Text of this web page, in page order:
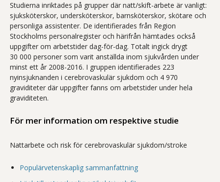
Studierna inriktades på grupper där natt/skift-arbete är vanligt:
sjuksköterskor, undersköterskor, barnsköterskor, skötare och
personliga assistenter. De identifierades från Region
Stockholms personalregister och härifrån hämtades också
uppgifter om arbetstider dag-för-dag. Totalt ingick drygt
30 000 personer som varit anställda inom sjukvården under
minst ett år 2008-­2016. I gruppen identifierades 223
nyinsjuknanden i cerebrovaskulär sjukdom och 4 970
graviditeter där uppgifter fanns om arbetstider under hela
graviditeten.
För mer information om respektive studie
Nattarbete och risk för cerebrovaskulär sjukdom/stroke
Populärvetenskaplig sammanfattning